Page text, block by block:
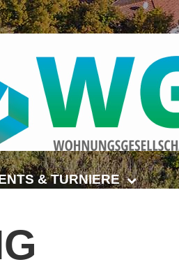
& TURNIERE
Turnier